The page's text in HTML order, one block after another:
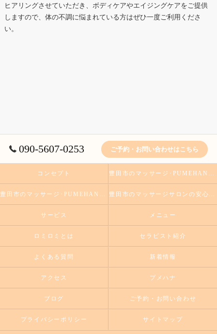
ヒアリングさせていただき、ボディケアやエイジングケアをご提供
しますので、体の不調に悩まれている方はぜひ一度ご利用くださ
い。
090-5607-0253 ご予約・お問い合わせはこちら
コンセプト 豊田市のマッサージ･PUMEHANAのお客様の声
豊田市のマッサージ･PUMEHANAの口コミ情報 豊田市のマッサージサロンの安心丁寧なロミロミの施術をお試しください
サービス メニュー
ロミロミとは セラピスト紹介
よくある質問 新着情報
アクセス プメハナ
ブログ ご予約・お問い合わせ
プライバシーポリシー サイトマップ